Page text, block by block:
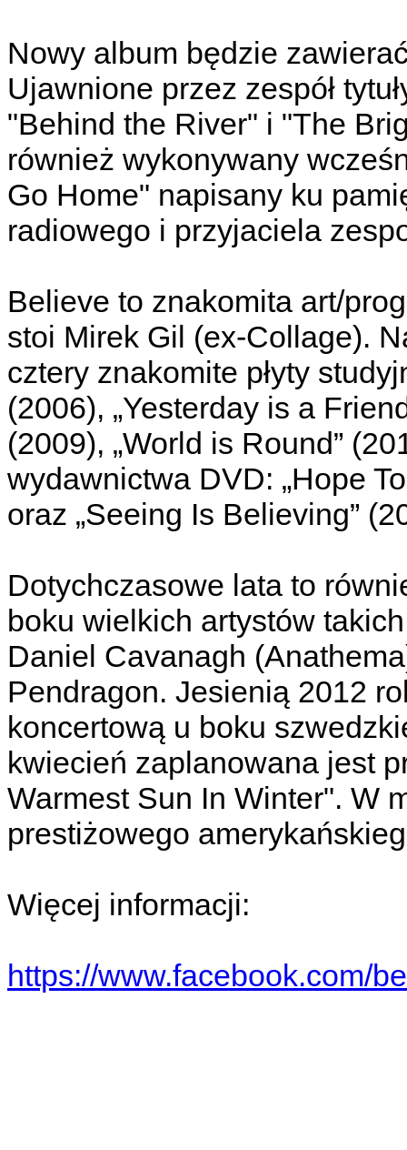
Nowy album będzie
Ujawnione przez zespół
"Behind the River" i "The
również wykonywany
Go Home" napisany ku
radiowego i przyjaciela
Believe to znakomita art/
stoi Mirek Gil (ex-Collage).
cztery znakomite płyty
(2006), „Yesterday is a
(2009), „World is Round”
wydawnictwa DVD: „Hope
oraz „Seeing Is Believing”
Dotychczasowe lata to
boku wielkich artystów
Daniel Cavanagh
Pendragon. Jesienią 2012
koncertową u boku
kwiecień zaplanowana jest
Warmest Sun In Winter". W
prestiżowego
Więcej informacji:
https://www.facebook.com/